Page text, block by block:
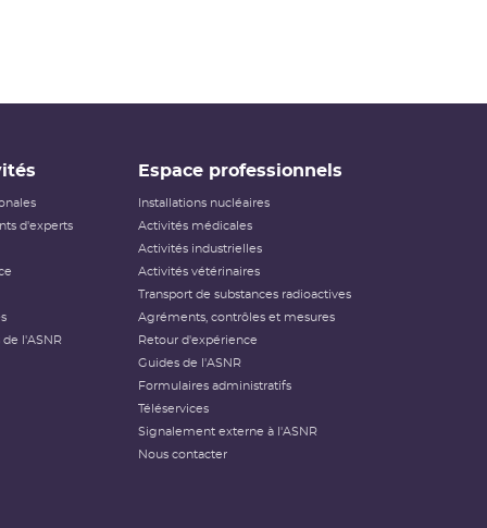
d'experts
l'ASNR
Espace professionnels
Installations nucléaires
Activités médicales
Activités industrielles
Activités vétérinaires
Transport de substances radioactives
Agréments, contrôles et mesures
Retour d'expérience
Guides de l'ASNR
Formulaires administratifs
Téléservices
Signalement externe à l'ASNR
Nous contacter